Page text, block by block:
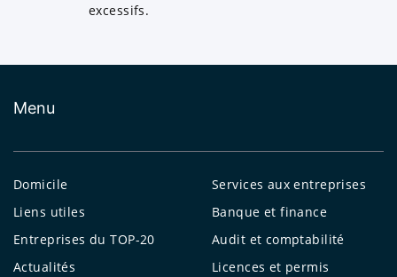
excessifs.
Menu
Domicile
Liens utiles
Entreprises du TOP-20
Actualités
Services aux entreprises
Banque et finance
Audit et comptabilité
Licences et permis